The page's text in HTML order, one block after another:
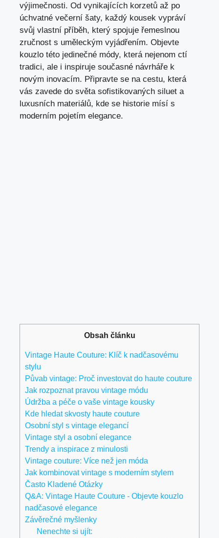
výjimečnosti. Od vynikajících korzetů až ​po
úchvatné večerní ‌šaty, každý kousek vypráví
svůj vlastní příběh, který spojuje řemeslnou
zručnost s uměleckým vyjádřením. Objevte
kouzlo této jedinečné módy, která nejenom ctí
tradici, ale i inspiruje současné návrháře​ k
novým inovacím. Připravte se na cestu,⁣ která
vás zavede do světa sofistikovaných siluet a⁢
luxusních materiálů, kde ⁣se historie mísí s
moderním pojetím elegance.
Obsah článku
Vintage Haute Couture: Klíč⁢ k nadčasovému
stylu
Půvab vintage: Proč investovat do ‍haute couture
Jak rozpoznat pravou vintage módu
Údržba a péče o⁣ vaše vintage kousky
Kde hledat skvosty haute couture
Osobní styl s vintage elegancí
Vintage styl a‌ osobní elegance
Trendy a inspirace z minulosti
Vintage couture: Více než jen móda
Jak kombinovat vintage s moderním stylem
Často Kladené⁤ Otázky
Q&A: Vintage Haute Couture ‍- Objevte kouzlo
nadčasové ⁣elegance
Závěrečné myšlenky
Nenechte si ujít: